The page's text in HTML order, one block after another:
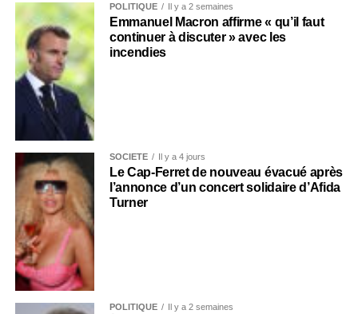
POLITIQUE Il y a 2 semaines
Emmanuel Macron affirme « qu’il faut
continuer à discuter » avec les
incendies
SOCIÉTÉ Il y a 4 jours
Le Cap-Ferret de nouveau évacué après
l’annonce d’un concert solidaire d’Afida
Turner
POLITIQUE Il y a 2 semaines